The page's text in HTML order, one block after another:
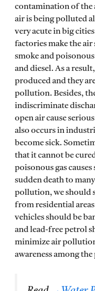
contamination of the
air is being polluted
very acute in big
factories make the
smoke and
and diesel. As a
produced and they
pollution. Besides,
indiscriminate
open air cause
also occurs in
become sick.
that it cannot be
poisonous gas causes
sudden death to
pollution, we should
from residential
vehicles should be
and lead-free petrol
minimize air
awareness among